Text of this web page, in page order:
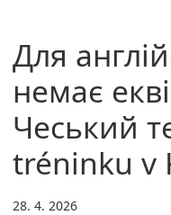
Для
немає
Чеський
tréninku v
28. 4. 2026